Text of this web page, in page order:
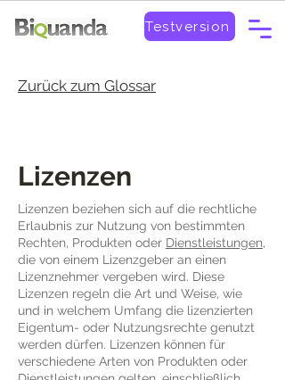
Testversion
Zurück zum Glossar
Lizenzen
Lizenzen beziehen sich auf die rechtliche
Erlaubnis zur Nutzung von bestimmten
Rechten, Produkten oder Dienstleistungen,
die von einem Lizenzgeber an einen
Lizenznehmer vergeben wird. Diese
Lizenzen regeln die Art und Weise, wie
und in welchem Umfang die lizenzierten
Eigentum- oder Nutzungsrechte genutzt
werden dürfen. Lizenzen können für
verschiedene Arten von Produkten oder